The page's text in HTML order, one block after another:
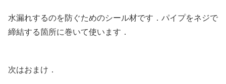
水漏れするのを防ぐためのシール材です．パイプをネジで
締結する箇所に巻いて使います．
次はおまけ．